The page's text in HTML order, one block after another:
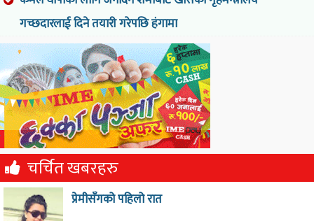
गच्छदारलाई दिने तयारी गरेपछि हंगामा
चर्चित खबरहरु
प्रेमीसँगको पहिलो रात